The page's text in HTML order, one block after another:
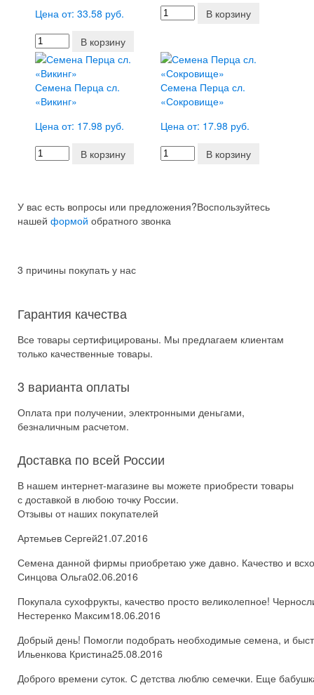
Цена от: 33.58 руб.
В корзину
В корзину
Семена Перца сл.
«Викинг»
Цена от: 17.98 руб.
В корзину
Семена Перца сл.
«Сокровище»
Цена от: 17.98 руб.
В корзину
У вас есть вопросы или предложения?Воспользуйтесь
нашей формой обратного звонка
3 причины покупать у нас
Гарантия качества
Все товары сертифицированы. Мы предлагаем клиентам
только качественные товары.
3 варианта оплаты
Оплата при получении, электронными деньгами,
безналичным расчетом.
Доставка по всей России
В нашем интернет-магазине вы можете приобрести товары
с доставкой в любою точку России.
Отзывы от наших покупателей
Артемьев Сергей21.07.2016
Семена данной фирмы приобретаю уже давно. Качество и
Синцова Ольга02.06.2016
Покупала сухофрукты, качество просто великолепное!
Нестеренко Максим18.06.2016
Добрый день! Помогли подобрать необходимые семена, и
Ильенкова Кристина25.08.2016
Доброго времени суток. С детства люблю семечки. Еще